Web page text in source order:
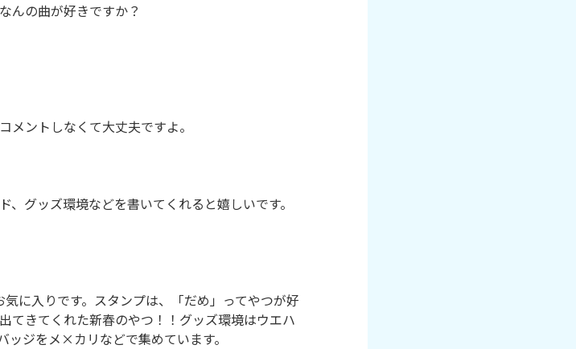
んの曲が好きですか？
メントしなくて大丈夫ですよ。
グッズ環境などを書いてくれると嬉しいです。
に入りです。スタンプは、「だめ」ってやつが好
てきてくれた新春のやつ！！グッズ環境はウエハ
ッジをメ×カリなどで集めています。